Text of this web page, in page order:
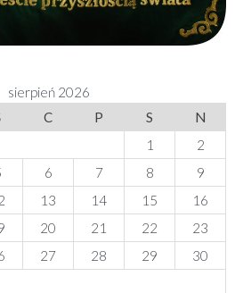
sierpień 2026
C P S
N
1
2
6 7 8
9
13 14 15
16
20 21 22
23
27 28 29
30